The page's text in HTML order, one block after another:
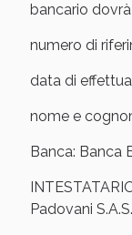
bancario
numero di
data di
nome e
Banca: Banca
Padovani